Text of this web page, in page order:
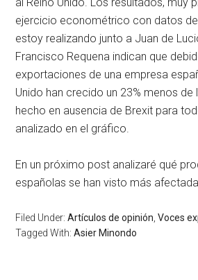
ejercicio econométrico con datos
estoy realizando junto a Juan de
Francisco Requena indican que
exportaciones de una empresa
Unido han crecido un 23% menos de
hecho en ausencia de Brexit para
analizado en el gráfico.
En un próximo post analizaré qué
españolas se han visto más
Filed Under:Artículos de opinión ,Voces
Tagged With:Asier Minondo